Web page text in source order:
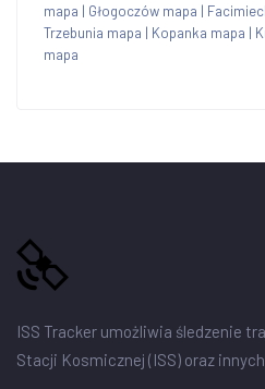
mapa | Głogoczów mapa |
Trzebunia mapa | Kopanka mapa |
mapa
ISS Tracker umożliwia śledzenie
Stacji Kosmicznej (ISS) oraz